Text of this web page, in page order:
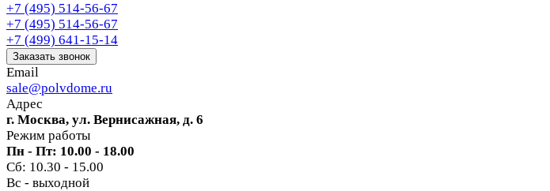
+7 (495) 514-56-67
+7 (495) 514-56-67
+7 (499) 641-15-14
Заказать звонок
Email
sale@polvdome.ru
Адрес
г. Москва, ул. Вернисажная, д. 6
Режим работы
Пн - Пт: 10.00 - 18.00
Сб: 10.30 - 15.00
Вс - выходной